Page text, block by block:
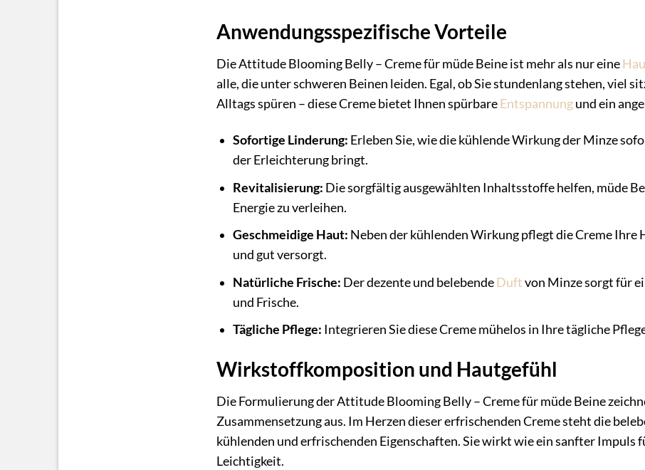
Anwendungsspezifische Vorteile
Die Attitude Blooming Belly – Creme für müde Beine ist mehr als nur eine
alle, die unter schweren Beinen leiden. Egal, ob Sie stundenlang stehen, viel
Alltags spüren – diese Creme bietet Ihnen spürbareEntspannungund ein
Sofortige Linderung: Erleben Sie, wie die kühlende Wirkung der Minze
der Erleichterung bringt.
Revitalisierung: Die sorgfältig ausgewählten Inhaltsstoffe helfen, müde
Energie zu verleihen.
Geschmeidige Haut: Neben der kühlenden Wirkung pflegt die Creme
und gut versorgt.
Natürliche Frische: Der dezente und belebendeDuftvon Minze sorgt für
und Frische.
Tägliche Pflege: Integrieren Sie diese Creme mühelos in Ihre tägliche
Wirkstoffkomposition und Hautgefühl
Die Formulierung der Attitude Blooming Belly – Creme für müde Beine
Zusammensetzung aus. Im Herzen dieser erfrischenden Creme steht die
kühlenden und erfrischenden Eigenschaften. Sie wirkt wie ein sanfter Impuls
Leichtigkeit.